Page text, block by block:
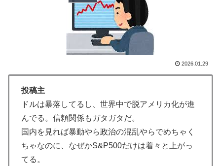
海外「さすが日本！」日本とドイツの仕事効率の差が分
かる数字に海外が大騒ぎ
韓国人「日本メディアが2002年ワールドカップ韓国準
決勝も調査すべきと主張！」→「英国メディアも一斉に
指摘‥」
▶ 【衝撃】韓国人「エボシ御前の声の人、若い頃がこれか
よ」
▶ 海外「親が買った覚えのないプレゼントが山積みなのに
誰も騒がない」サンタ映画最大の設定の穴…？
▶
イチローさん「僕は本を読まない。好きなアニメはドラ
ゴンボール」【海外の反応】
2026.01.29
投稿主
ドルは暴落してるし、世界中で脱アメリカ化が進
んでる。信頼関係もガタガタだ。
国内を見れば暴動やら政治の混乱やらでめちゃく
ちゃなのに、なぜかS&P500だけは着々と上がっ
てる。